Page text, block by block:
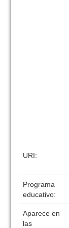
URI:
Programa
educativo:
Aparece en
las